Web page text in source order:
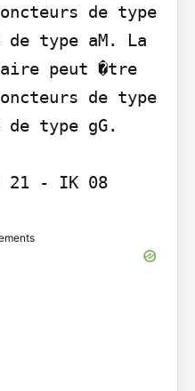
de type
type aM. La
peut �tre
de type
type gG.
21 - IK 08